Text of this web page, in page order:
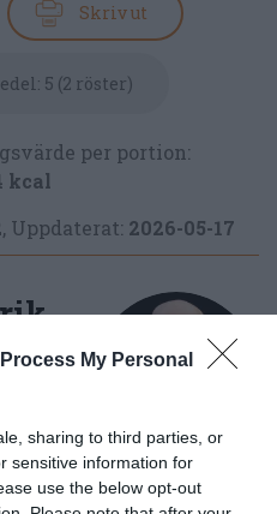
My Personal
sharing to third parties, or
sensitive information for
use the below opt-out
Skriv ut
5 (2 röster)
per portion:
kcal
, Uppdaterat: 2026-05-17
På denna sida